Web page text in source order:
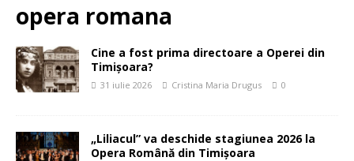
opera romana
Cine a fost prima directoare a Operei din
Timișoara?
31 iulie 2026 Cristina Maria Drugus 0
„Liliacul” va deschide stagiunea 2026 la
Opera Română din Timișoara